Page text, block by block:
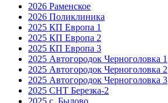
2026 Раменское
2026 Поликлиника
2025 КП Европа 1
2025 КП Европа 2
2025 КП Европа 3
2025 Автогородок Черноголовка 1
2025 Автогородок Черноголовка 2
2025 Автогородок Черноголовка 3
2025 СНТ Березка-2
2025 с. Былово